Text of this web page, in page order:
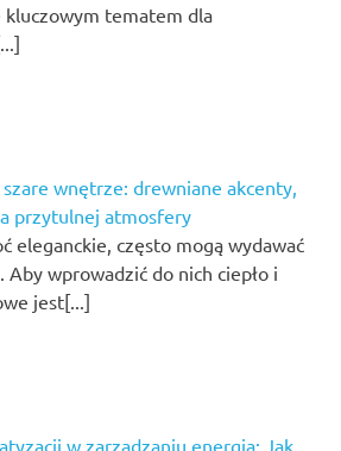
kluczowym tematem dla
wnętrze: drewniane akcenty,
przytulnej atmosfery
eleganckie, często mogą wydawać
Aby wprowadzić do nich ciepło i
jest[...]
w zarządzaniu energią: Jak